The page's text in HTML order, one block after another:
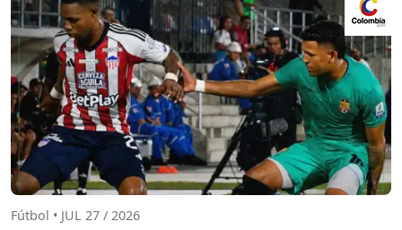
Fútbol • JUL 27 / 2026